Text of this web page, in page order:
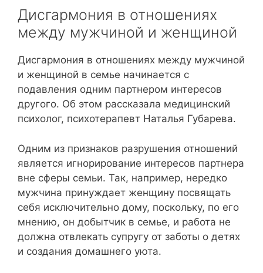
Дисгармония в отношениях
между мужчиной и женщиной
Дисгармония в отношениях между мужчиной
и женщиной в семье начинается с
подавления одним партнером интересов
другого. Об этом рассказала медицинский
психолог, психотерапевт Наталья Губарева.
Одним из признаков разрушения отношений
является игнорирование интересов партнера
вне сферы семьи. Так, например, нередко
мужчина принуждает женщину посвящать
себя исключительно дому, поскольку, по его
мнению, он добытчик в семье, и работа не
должна отвлекать супругу от заботы о детях
и создания домашнего уюта.